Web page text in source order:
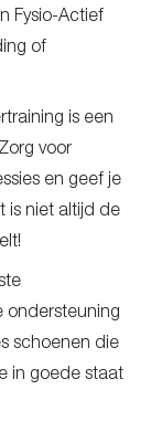
Fysio-Actief
of
is een
voor
en geef je
is niet altijd de
ondersteuning
schoenen die
in goede staat